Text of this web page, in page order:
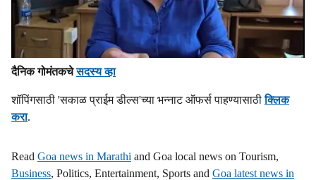
दैनिक गोमंतकचेसदस्य व्हा
शॉपिंगसाठी 'सकाळ प्राईम डील्स'च्या भन्नाट ऑफर्स पाहण्यासाठीक्लिक
करा.
Read Goa news in Marathi and Goa local news on Tourism,
Business, Politics, Entertainment, Sports and Goa latest news in